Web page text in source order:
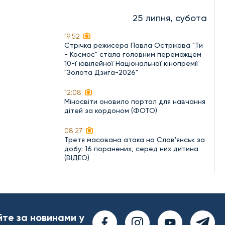
25 липня, субота
19:52
Стрічка режисера Павла Острікова "Ти
- Космос" стала головним переможцем
10-ї ювілейної Національної кінопремії
"Золота Дзиґа-2026"
12:08
Міносвіти оновило портал для навчання
дітей за кордоном (ФОТО)
08:27
Третя масована атака на Слов'янськ за
добу: 16 поранених, серед них дитина
(ВІДЕО)
за новинами у